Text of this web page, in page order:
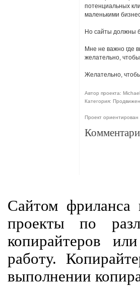
потенциальныx
маленькими
Но сайты должны
Мне не важно где
желательно,
Желательно,
Автор проекта:
Категория:
Проект
Сайтом фриланса
проекты по
копирайтеров
работу.
выполнении